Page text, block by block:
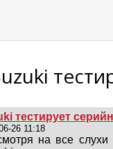
тестирует
26 11:18
на все